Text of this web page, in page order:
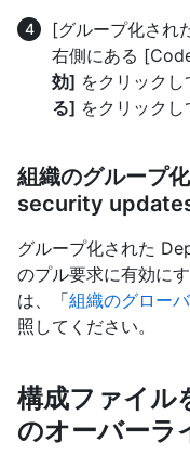
[グループ化され
右側にある
効] をクリック
る] をクリックし
組織のグループ
security
グループ化された
のプル要求に有効に
は、「組織のグロー
照してください。
構成ファイル
のオーバーラ